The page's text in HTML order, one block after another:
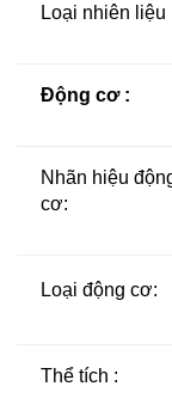
Loại nhiên liệu
Động cơ :
Nhãn hiệu
cơ:
Loại động cơ:
Thể tích :